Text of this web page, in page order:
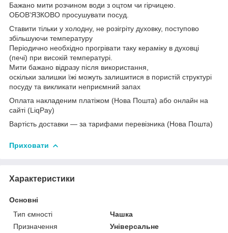
Бажано мити розчином води з оцтом чи гірчицею.
ОБОВ'ЯЗКОВО просушувати посуд.
Ставити тільки у холодну, не розігріту духовку, поступово
збільшуючи температуру
Періодично необхідно прогрівати таку кераміку в духовці
(печі) при високій температурі.
Мити бажано відразу після використання,
оскільки залишки їжі можуть залишитися в пористій структурі
посуду та викликати неприємний запах
Оплата накладеним платіжом (Нова Пошта) або онлайн на
сайті (LiqPay)
Вартість доставки — за тарифами перевізника (Нова Пошта)
Приховати
Характеристики
Основні
Тип ємності
Чашка
Призначення
Універсальне